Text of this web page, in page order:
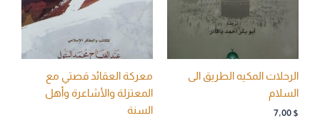
الرحلات المكيه الطريق الى
السلام
7,00 $
معركة العقائد قصتي مع
المعتزلة والأشاعرة وأهل
السنة